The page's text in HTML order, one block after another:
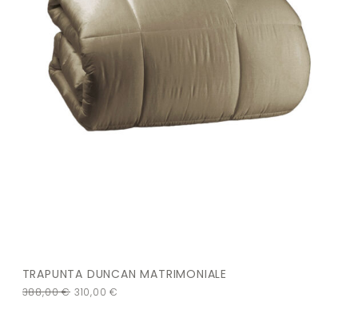
TRAPUNTA DUNCAN MATRIMONIALE
388,00€ 310,00€